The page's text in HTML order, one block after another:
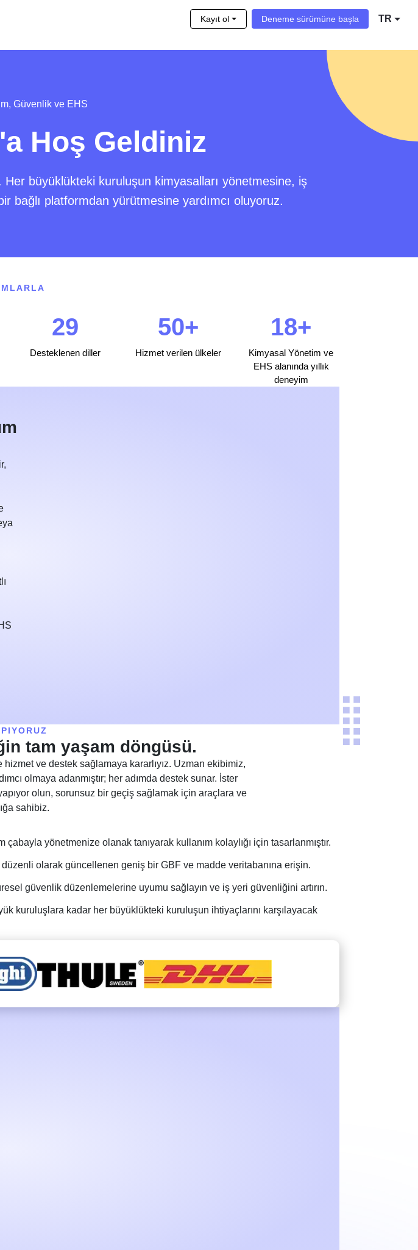
Kayıt ol Deneme sürümüne başla TR
Güvenlik ve EHS
Hoş Geldiniz
büyüklükteki kuruluşun kimyasalları yönetmesine, iş
bağlı platformdan yürütmesine yardımcı oluyoruz.
29
Desteklenen diller
50+
Hizmet verilen ülkeler
18+
Kimyasal Yönetim ve
EHS alanında yıllık
deneyim
tam yaşam döngüsü.
ve destek sağlamaya kararlıyız. Uzman ekibimiz,
olmaya adanmıştır; her adımda destek sunar. İster
olun, sorunsuz bir geçiş sağlamak için araçlara ve
sahibiz.
çabayla yönetmenize olanak tanıyarak kullanım kolaylığı için tasarlanmıştır.
olarak güncellenen geniş bir GBF ve madde veritabanına erişin.
güvenlik düzenlemelerine uyumu sağlayın ve iş yeri güvenliğini artırın.
kuruluşlara kadar her büyüklükteki kuruluşun ihtiyaçlarını karşılayacak